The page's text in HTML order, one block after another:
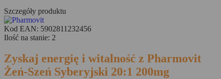
Szczegóły produktu
Kod EAN: 5902811232456
Ilość na stanie: 2
Zyskaj energię i witalność z Pharmovit
Żeń-Szeń Syberyjski 20:1 200mg